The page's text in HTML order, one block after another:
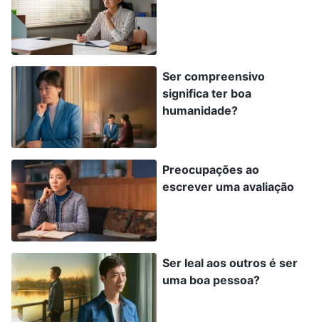
com ela ficar tenso? Talvez eu devesse relatar a
situação dela à supervisora. Mas se Chloe
descobrir, será que vai pensar que a estou
apunhalando pelas costas e dizer que tenho uma
humanidade ruim?”. Depois de pensar muito,
ainda não tive coragem de apontar e relatar seus
Pouco tempo depois, a supervisora soube que
Chloe vinha desempenhando seu dever de
maneira perfunctória fazia muito tempo e então
reatribuiu seu dever. A supervisora também me
podou, dizendo: “Você viu Chloe
desempenhando seu dever de maneira
Ser compreensivo
significa ter boa
humanidade?
Preocupações ao
escrever uma avaliação
Ser leal aos outros é ser
uma boa pessoa?